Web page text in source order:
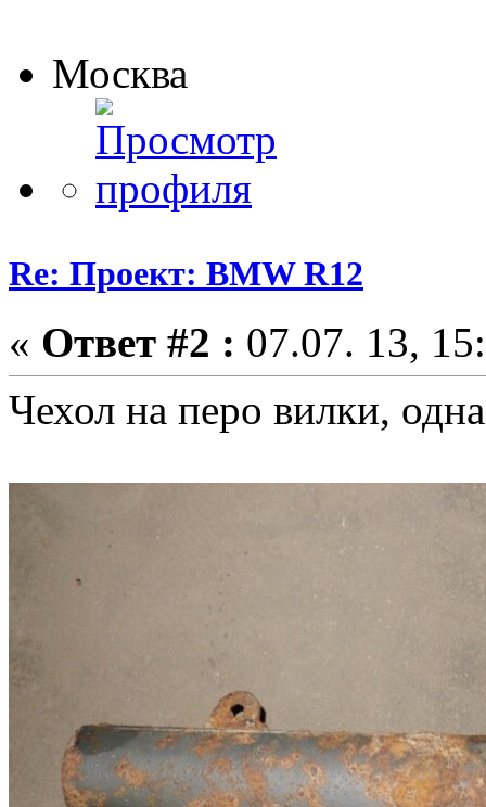
Москва
Re: Проект: BMW R12
« Ответ #2 : 07.07. 13,
Чехол на перо вилки,